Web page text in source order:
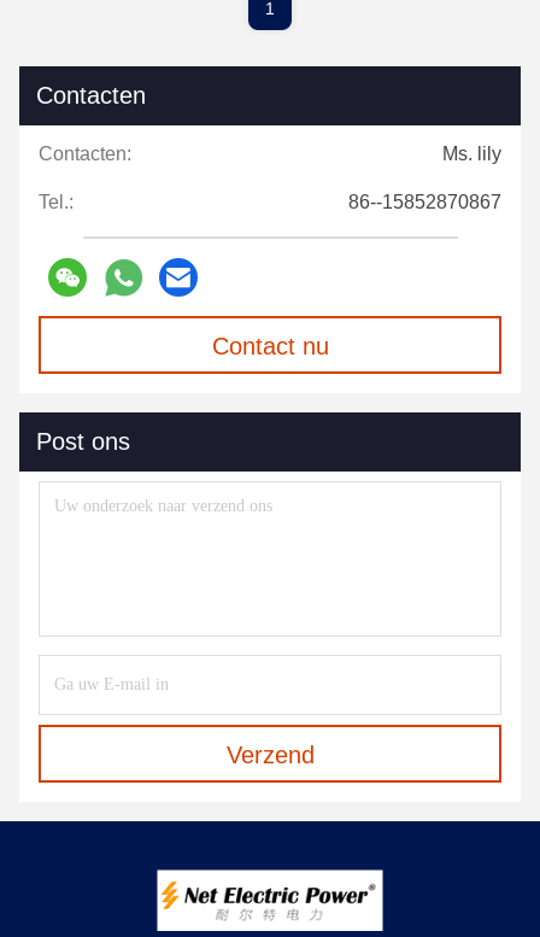
1
Contacten
Contacten: Ms. lily
Tel.: 86--15852870867
Contact nu
Post ons
Verzend